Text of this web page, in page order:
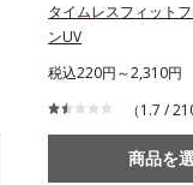
タイムレスフィット
ンUV
税込220円～2,310円
（1.7 /
商品を